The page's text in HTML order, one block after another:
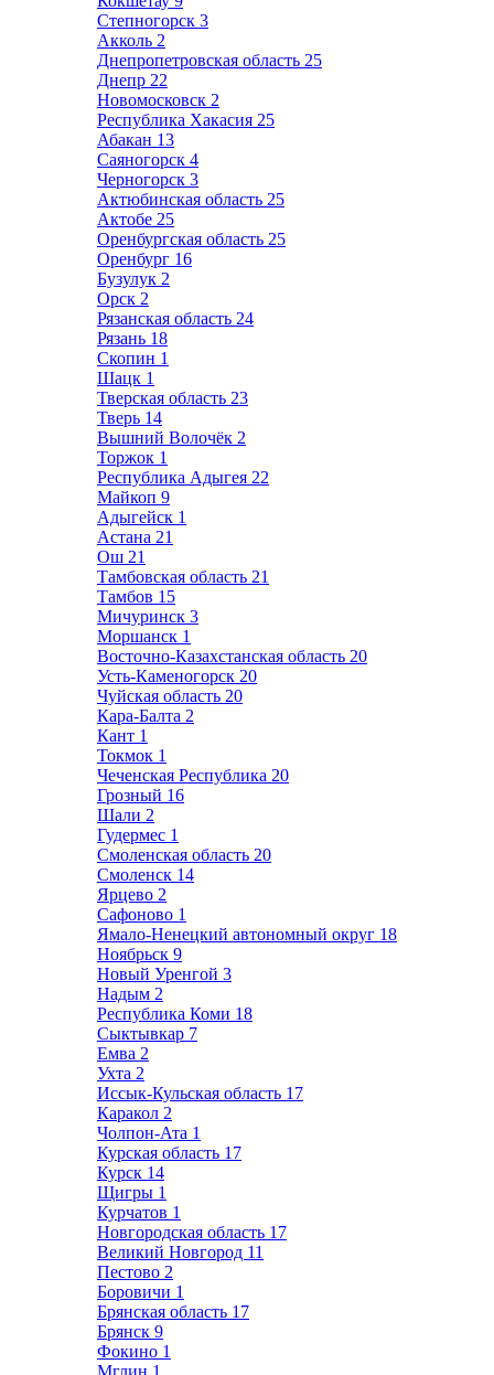
Степногорск 3
Акколь 2
Днепропетровская область 25
Днепр 22
Новомосковск 2
Республика Хакасия 25
Абакан 13
Саяногорск 4
Черногорск 3
Актюбинская область 25
Актобе 25
Оренбургская область 25
Оренбург 16
Бузулук 2
Орск 2
Рязанская область 24
Рязань 18
Скопин 1
Шацк 1
Тверская область 23
Тверь 14
Вышний Волочёк 2
Торжок 1
Республика Адыгея 22
Майкоп 9
Адыгейск 1
Астана 21
Ош 21
Тамбовская область 21
Тамбов 15
Мичуринск 3
Моршанск 1
Восточно-Казахстанская область 20
Усть-Каменогорск 20
Чуйская область 20
Кара-Балта 2
Кант 1
Токмок 1
Чеченская Республика 20
Грозный 16
Шали 2
Гудермес 1
Смоленская область 20
Смоленск 14
Ярцево 2
Сафоново 1
Ямало-Ненецкий автономный округ 18
Ноябрьск 9
Новый Уренгой 3
Надым 2
Республика Коми 18
Сыктывкар 7
Емва 2
Ухта 2
Иссык-Кульская область 17
Каракол 2
Чолпон-Ата 1
Курская область 17
Курск 14
Щигры 1
Курчатов 1
Новгородская область 17
Великий Новгород 11
Пестово 2
Боровичи 1
Брянская область 17
Брянск 9
Фокино 1
Мглин 1